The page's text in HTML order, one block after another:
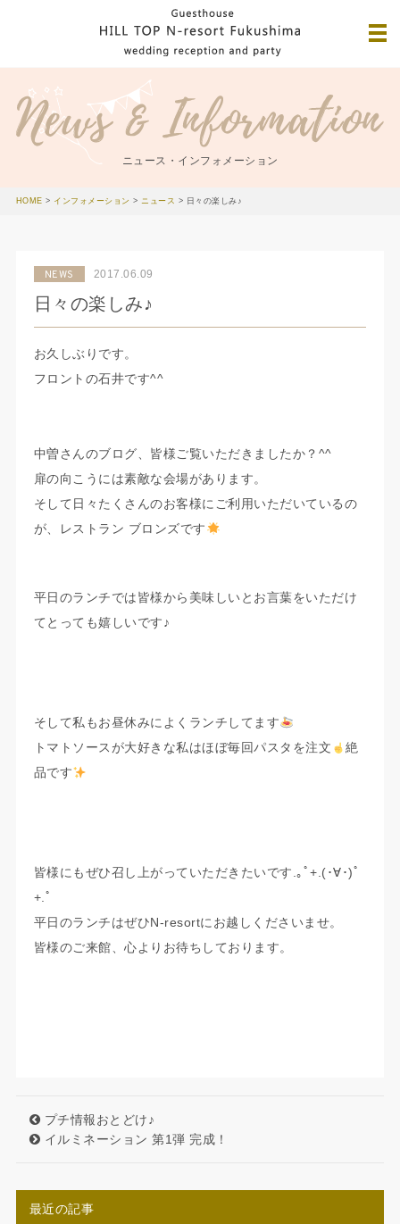
ニュース・インフォメーション
HOME > インフォメーション >ニュース > 日々の楽しみ♪
NEWS 2017.06.09
日々の楽しみ♪
お久しぶりです。
フロントの石井です^^
中曽さんのブログ、皆様ご覧いただきましたか？^^
扉の向こうには素敵な会場があります。
そして日々たくさんのお客様にご利用いただいているの
が、レストラン ブロンズです
平日のランチでは皆様から美味しいとお言葉をいただけ
てとっても嬉しいです♪
そして私もお昼休みによくランチしてます
トマトソースが大好きな私はほぼ毎回パスタを注文
絶
品です
皆様にもぜひ召し上がっていただきたいです.｡ﾟ+.(･∀･)ﾟ
+.ﾟ
平日のランチはぜひN-resortにお越しくださいませ。
皆様のご来館、心よりお待ちしております。
プチ情報おとどけ♪
イルミネーション 第1弾 完成！
最近の記事